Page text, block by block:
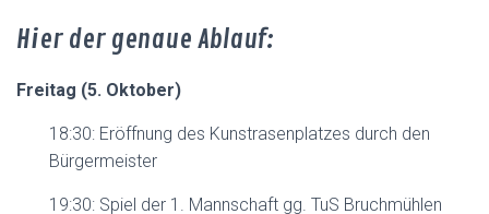
Hier der genaue Ablauf:
Freitag (5. Oktober)
18:30: Eröffnung des Kunstrasenplatzes durch den
Bürgermeister
19:30: Spiel der 1. Mannschaft gg. TuS Bruchmühlen